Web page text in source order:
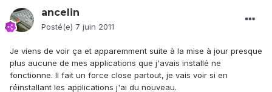
ancelin
Posté(e) 7 juin 2011
Je viens de voir ça et apparemment suite à la mise à jour presque
plus aucune de mes applications que j'avais installé ne
fonctionne. Il fait un force close partout, je vais voir si en
réinstallant les applications j'ai du nouveau.